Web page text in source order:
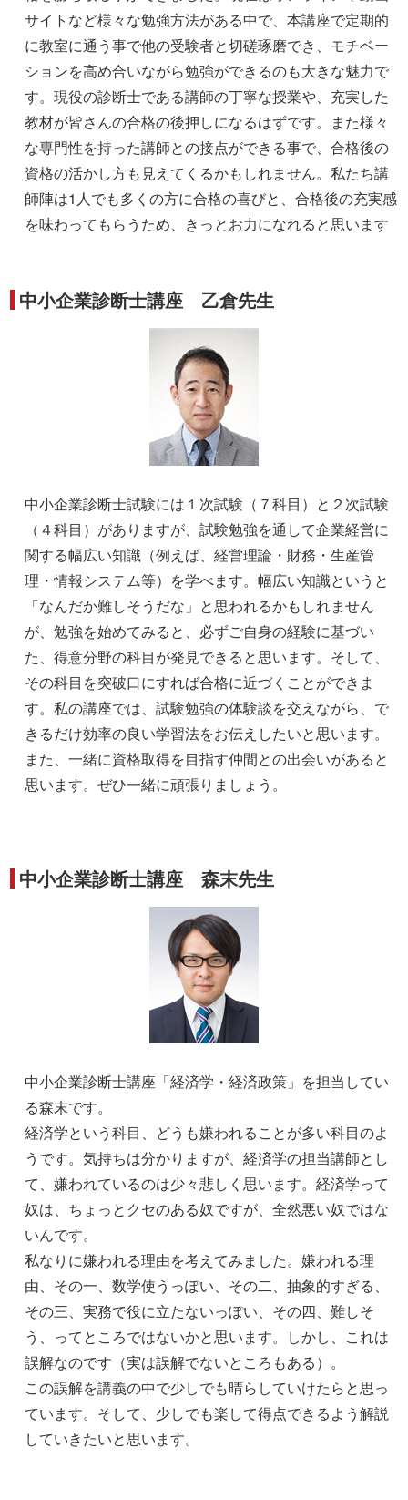
サイトなど様々な勉強方法がある中で、本講座で定期的
に教室に通う事で他の受験者と切磋琢磨でき、モチベー
ションを高め合いながら勉強ができるのも大きな魅力で
す。現役の診断士である講師の丁寧な授業や、充実した
教材が皆さんの合格の後押しになるはずです。また様々
な専門性を持った講師との接点ができる事で、合格後の
資格の活かし方も見えてくるかもしれません。私たち講
師陣は1人でも多くの方に合格の喜びと、合格後の充実感
を味わってもらうため、きっとお力になれると思います
中小企業診断士講座 乙倉先生
中小企業診断士試験には１次試験（７科目）と２次試験
（４科目）がありますが、試験勉強を通して企業経営に
関する幅広い知識（例えば、経営理論・財務・生産管
理・情報システム等）を学べます。幅広い知識というと
「なんだか難しそうだな」と思われるかもしれません
が、勉強を始めてみると、必ずご自身の経験に基づい
た、得意分野の科目が発見できると思います。そして、
その科目を突破口にすれば合格に近づくことができま
す。私の講座では、試験勉強の体験談を交えながら、で
きるだけ効率の良い学習法をお伝えしたいと思います。
また、一緒に資格取得を目指す仲間との出会いがあると
思います。ぜひ一緒に頑張りましょう。
中小企業診断士講座 森末先生
中小企業診断士講座「経済学・経済政策」を担当してい
る森末です。
経済学という科目、どうも嫌われることが多い科目のよ
うです。気持ちは分かりますが、経済学の担当講師とし
て、嫌われているのは少々悲しく思います。経済学って
奴は、ちょっとクセのある奴ですが、全然悪い奴ではな
いんです。
私なりに嫌われる理由を考えてみました。嫌われる理
由、その一、数学使うっぽい、その二、抽象的すぎる、
その三、実務で役に立たないっぽい、その四、難しそ
う、ってところではないかと思います。しかし、これは
誤解なのです（実は誤解でないところもある）。
この誤解を講義の中で少しでも晴らしていけたらと思っ
ています。そして、少しでも楽して得点できるよう解説
していきたいと思います。